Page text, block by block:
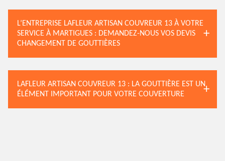
L’ENTREPRISE LAFLEUR ARTISAN COUVREUR 13 À VOTRE
SERVICE À MARTIGUES : DEMANDEZ-NOUS VOS DEVIS
CHANGEMENT DE GOUTTIÈRES
LAFLEUR ARTISAN COUVREUR 13 : LA GOUTTIÈRE EST UN
ÉLÉMENT IMPORTANT POUR VOTRE COUVERTURE